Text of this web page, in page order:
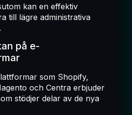
kan en effektiv
till lägre administrativa
på e-
som Shopify,
och Centra erbjuder
stödjer delar av de nya